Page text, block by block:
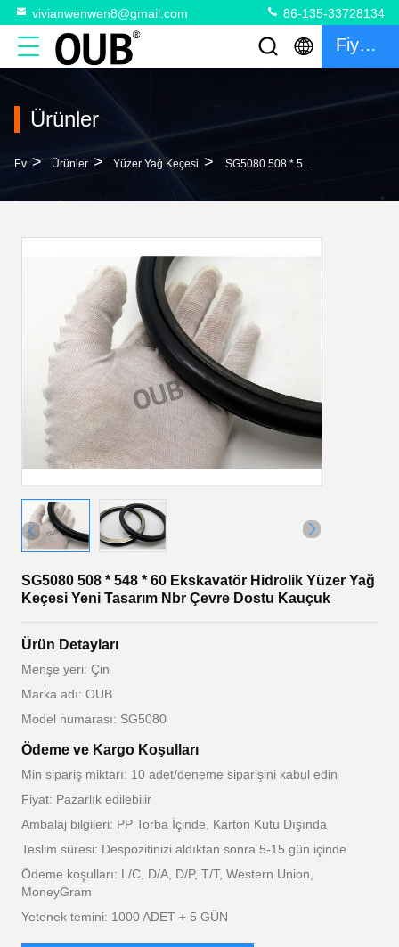
vivianwenwen8@gmail.com 86-135-33728134
Fiyat Teklifi
Ürünler
Ev > Ürünler > Yüzer Yağ Keçesi > SG5080 508 * 548 * 60 Ekskavatör Hidrolik Yüzer Yağ Keçesi Yeni Tasarım Nbr Çevre Dostu Kauçuk
SG5080 508 * 548 * 60 Ekskavatör Hidrolik Yüzer Yağ
Keçesi Yeni Tasarım Nbr Çevre Dostu Kauçuk
Ürün Detayları
Menşe yeri: Çin
Marka adı: OUB
Model numarası: SG5080
Ödeme ve Kargo Koşulları
Min sipariş miktarı: 10 adet/deneme siparişini kabul edin
Fiyat: Pazarlık edilebilir
Ambalaj bilgileri: PP Torba İçinde, Karton Kutu Dışında
Teslim süresi: Despozitinizi aldıktan sonra 5-15 gün içinde
Ödeme koşulları: L/C, D/A, D/P, T/T, Western Union,
MoneyGram
Yetenek temini: 1000 ADET + 5 GÜN